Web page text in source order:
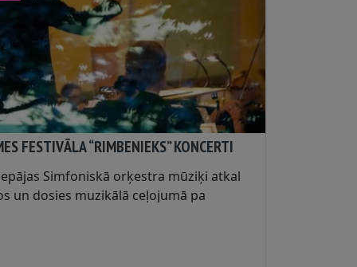
FESTIVĀLA “RIMBENIEKS” KONCERTI
Simfoniskā orķestra mūziķi atkal
un dosies muzikālā ceļojumā pa